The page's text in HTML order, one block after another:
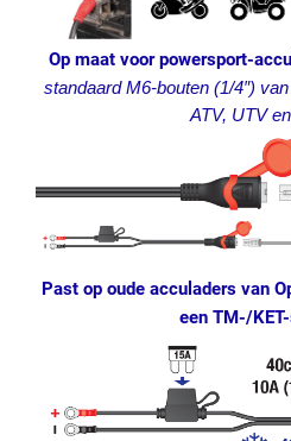
Op maat voor powersport-
standaard M6-bouten (1/4″)
ATV, UTV
Past op oude acculaders van
een TM-/